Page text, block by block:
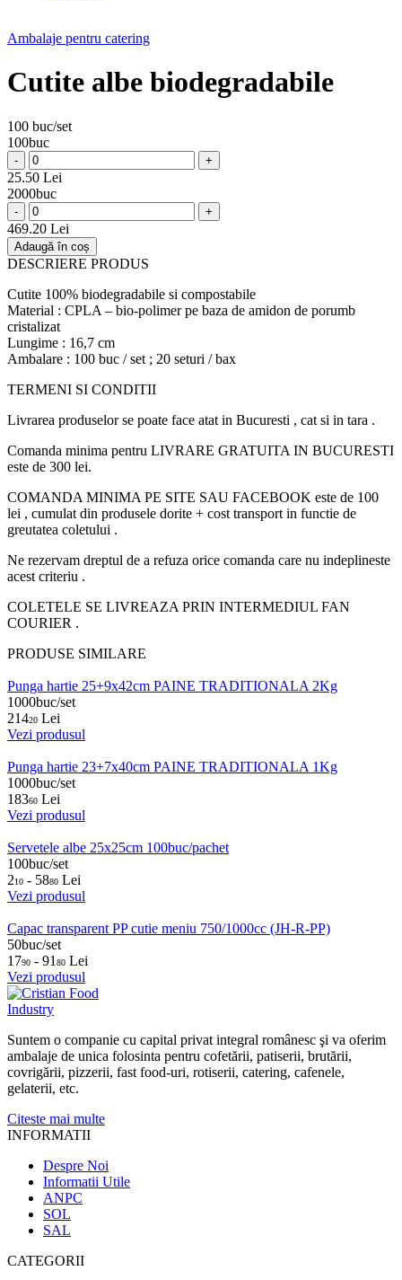
Ambalaje pentru catering
Cutite albe biodegradabile
100 buc/set
100buc
- +
25.50 Lei
2000buc
- +
469.20 Lei
Adaugă în coș
DESCRIERE PRODUS
Cutite 100% biodegradabile si compostabile
Material : CPLA – bio-polimer pe baza de amidon de porumb
cristalizat
Lungime : 16,7 cm
Ambalare : 100 buc / set ; 20 seturi / bax
TERMENI SI CONDITII
Livrarea produselor se poate face atat in Bucuresti , cat si in tara .
Comanda minima pentru LIVRARE GRATUITA IN BUCURESTI
este de 300 lei.
COMANDA MINIMA PE SITE SAU FACEBOOK este de 100
lei , cumulat din produsele dorite + cost transport in functie de
greutatea coletului .
Ne rezervam dreptul de a refuza orice comanda care nu indeplineste
acest criteriu .
COLETELE SE LIVREAZA PRIN INTERMEDIUL FAN
COURIER .
PRODUSE SIMILARE
Punga hartie 25+9x42cm PAINE TRADITIONALA 2Kg
1000buc/set
21420 Lei
Vezi produsul
Punga hartie 23+7x40cm PAINE TRADITIONALA 1Kg
1000buc/set
18360 Lei
Vezi produsul
Servetele albe 25x25cm 100buc/pachet
100buc/set
210 - 5880 Lei
Vezi produsul
Capac transparent PP cutie meniu 750/1000cc (JH-R-PP)
50buc/set
1790 - 91 80 Lei
Vezi produsul
Suntem o companie cu capital privat integral românesc şi va oferim
ambalaje de unica folosinta pentru cofetării, patiserii, brutării,
covrigării, pizzerii, fast food-uri, rotiserii, catering, cafenele,
gelaterii, etc.
Citeste mai multe
INFORMATII
Despre Noi
Informatii Utile
ANPC
SOL
SAL
CATEGORII